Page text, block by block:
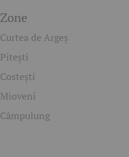
Zone
Curtea de Argeș
Pitești
Costești
Mioveni
Câmpulung